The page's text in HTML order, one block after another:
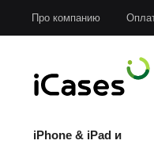
Про компанию
iPhone & iPad и